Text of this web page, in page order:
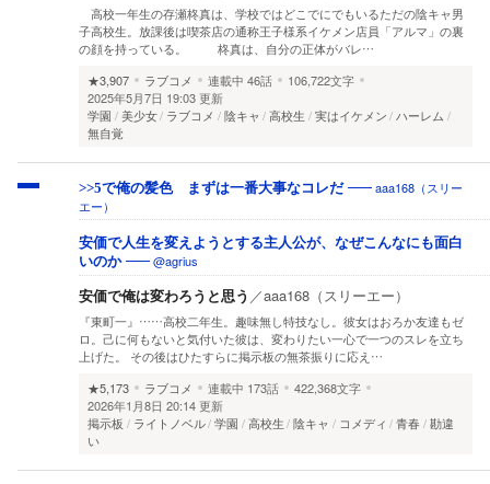
高校一年生の存瀬柊真は、学校ではどこでにでもいるただの陰キャ男
子高校生。放課後は喫茶店の通称王子様系イケメン店員「アルマ」の裏
の顔を持っている。 柊真は、自分の正体がバレ…
★3,907
ラブコメ 連載中 46話
106,722文字
2025年5月7日 19:03 更新
学園
美少女 ラブコメ 陰キャ 高校生 実はイケメン ハーレム
無自覚
>>5で俺の髪色 まずは一番大事なコレだ
aaa168（スリー
エー）
安価で人生を変えようとする主人公が、なぜこんなにも面白
いのか
@agrius
安価で俺は変わろうと思う ／aaa168（スリーエー）
『東町一』……高校二年生。趣味無し特技なし。彼女はおろか友達もゼ
ロ。己に何もないと気付いた彼は、変わりたい一心で一つのスレを立ち
上げた。 その後はひたすらに掲示板の無茶振りに応え…
★5,173
ラブコメ 連載中 173話
422,368文字
2026年1月8日 20:14 更新
掲示板
ライトノベル 学園 高校生 陰キャ コメディ 青春
勘違
い